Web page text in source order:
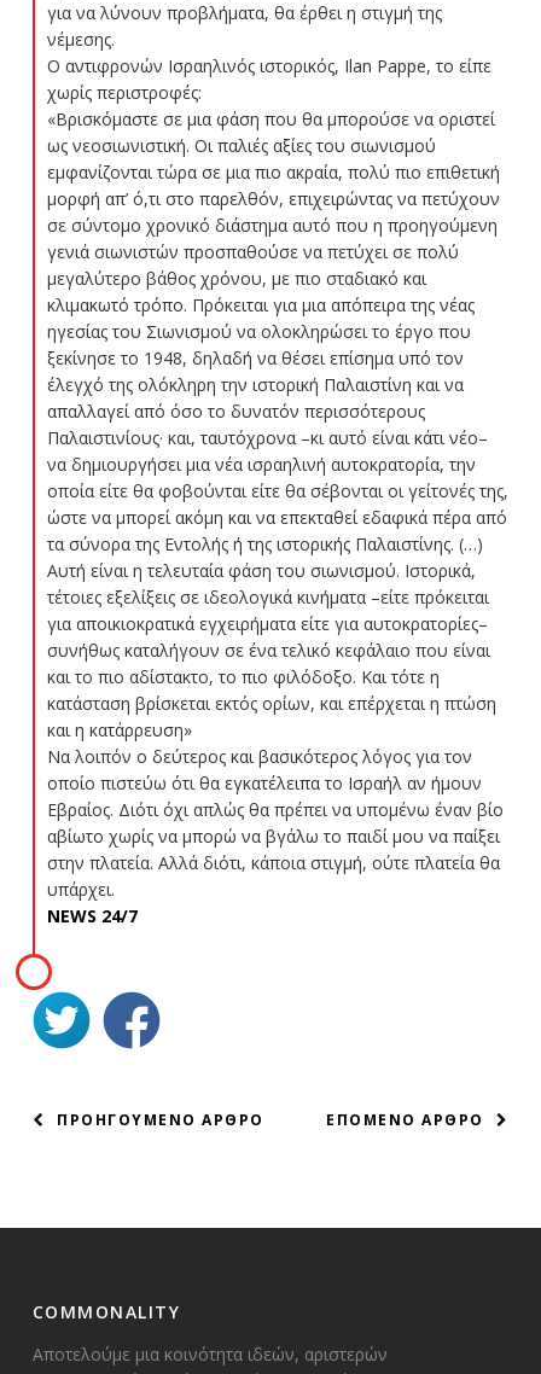
για να λύνουν προβλήματα, θα έρθει η στιγμή της
νέμεσης.
O αντιφρονών Ισραηλινός ιστορικός, Ilan Pappe, το είπε
χωρίς περιστροφές:
«Βρισκόμαστε σε μια φάση που θα μπορούσε να οριστεί
ως νεοσιωνιστική. Οι παλιές αξίες του σιωνισμού
εμφανίζονται τώρα σε μια πιο ακραία, πολύ πιο επιθετική
μορφή απ’ ό,τι στο παρελθόν, επιχειρώντας να πετύχουν
σε σύντομο χρονικό διάστημα αυτό που η προηγούμενη
γενιά σιωνιστών προσπαθούσε να πετύχει σε πολύ
μεγαλύτερο βάθος χρόνου, με πιο σταδιακό και
κλιμακωτό τρόπο. Πρόκειται για μια απόπειρα της νέας
ηγεσίας του Σιωνισμού να ολοκληρώσει το έργο που
ξεκίνησε το 1948, δηλαδή να θέσει επίσημα υπό τον
έλεγχό της ολόκληρη την ιστορική Παλαιστίνη και να
απαλλαγεί από όσο το δυνατόν περισσότερους
Παλαιστινίους· και, ταυτόχρονα –κι αυτό είναι κάτι νέο–
να δημιουργήσει μια νέα ισραηλινή αυτοκρατορία, την
οποία είτε θα φοβούνται είτε θα σέβονται οι γείτονές της,
ώστε να μπορεί ακόμη και να επεκταθεί εδαφικά πέρα από
τα σύνορα της Εντολής ή της ιστορικής Παλαιστίνης. (…)
Αυτή είναι η τελευταία φάση του σιωνισμού. Ιστορικά,
τέτοιες εξελίξεις σε ιδεολογικά κινήματα –είτε πρόκειται
για αποικιοκρατικά εγχειρήματα είτε για αυτοκρατορίες–
συνήθως καταλήγουν σε ένα τελικό κεφάλαιο που είναι
και το πιο αδίστακτο, το πιο φιλόδοξο. Και τότε η
κατάσταση βρίσκεται εκτός ορίων, και επέρχεται η πτώση
και η κατάρρευση»
Να λοιπόν ο δεύτερος και βασικότερος λόγος για τον
οποίο πιστεύω ότι θα εγκατέλειπα το Ισραήλ αν ήμουν
Εβραίος. Διότι όχι απλώς θα πρέπει να υπομένω έναν βίο
αβίωτο χωρίς να μπορώ να βγάλω το παιδί μου να παίξει
στην πλατεία. Αλλά διότι, κάποια στιγμή, ούτε πλατεία θα
υπάρχει.
NEWS 24/7
ΠΛΟΗΓΗΣΗ
ΕΠΟΜΕΝΟ ΑΡΘΡΟ
ΠΡΟΗΓΟΥΜΕΝΟ ΑΡΘΡΟ
COMMONALITY
Αποτελούμε μια κοινότητα ιδεών, αριστερών